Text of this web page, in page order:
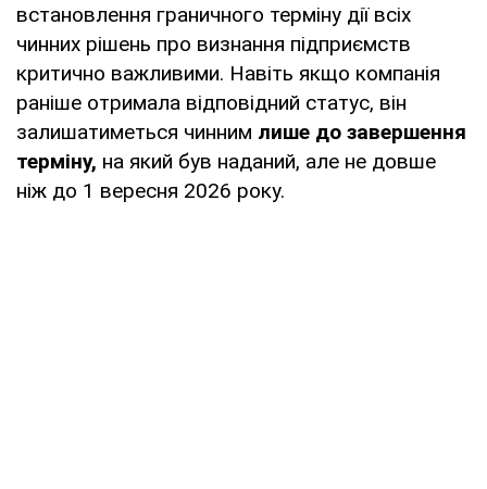
встановлення граничного терміну дії всіх
чинних рішень про визнання підприємств
критично важливими. Навіть якщо компанія
раніше отримала відповідний статус, він
залишатиметься чинним лише до завершення
терміну, на який був наданий, але не довше
ніж до 1 вересня 2026 року.